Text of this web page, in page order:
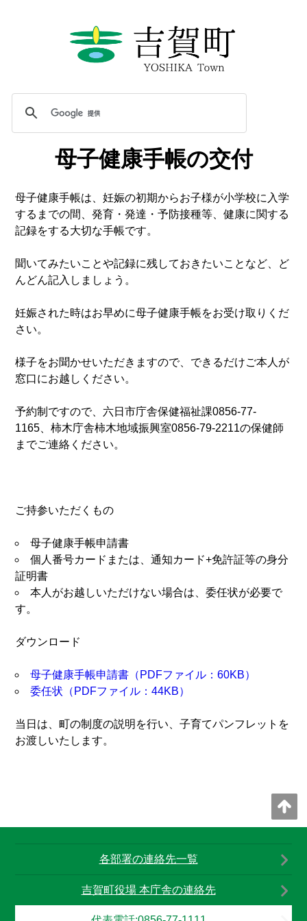
母子健康手帳の交付
母子健康手帳は、妊娠の初期からお子様が小学校に入学
するまでの間、発育・発達・予防接種等、健康に関する
記録をする大切な手帳です。
聞いてみたいことや記録に残しておきたいことなど、ど
んどん記入しましょう。
妊娠された時はお早めに母子健康手帳をお受け取りくだ
さい。
様子をお聞かせいただきますので、できるだけご本人が
窓口にお越しください。
予約制ですので、六日市庁舎保健福祉課0856-77-
1165、柿木庁舎柿木地域振興室0856-79-2211の保健師
までご連絡ください。
ご持参いただくもの
母子健康手帳申請書
個人番号カードまたは、通知カード+免許証等の身分
証明書
本人がお越しいただけない場合は、委任状が必要で
す。
ダウンロード
母子健康手帳申請書（PDFファイル：60KB）
委任状（PDFファイル：44KB）
当日は、町の制度の説明を行い、子育てパンフレットを
お渡しいたします。
各部署の連絡先一覧
吉賀町役場 本庁舎の連絡先